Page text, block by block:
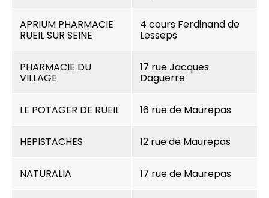
APRIUM PHARMACIE
RUEIL SUR SEINE
4 cours Ferdinand de
Lesseps
PHARMACIE DU
VILLAGE
17 rue Jacques
Daguerre
LE POTAGER DE RUEIL 16 rue de Maurepas
HEPISTACHES 12 rue de Maurepas
NATURALIA 17 rue de Maurepas